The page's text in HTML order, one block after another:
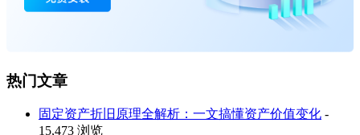
热门文章
固定资产折旧原理全解析：一文搞懂资产价值变化 -
15,473 浏览